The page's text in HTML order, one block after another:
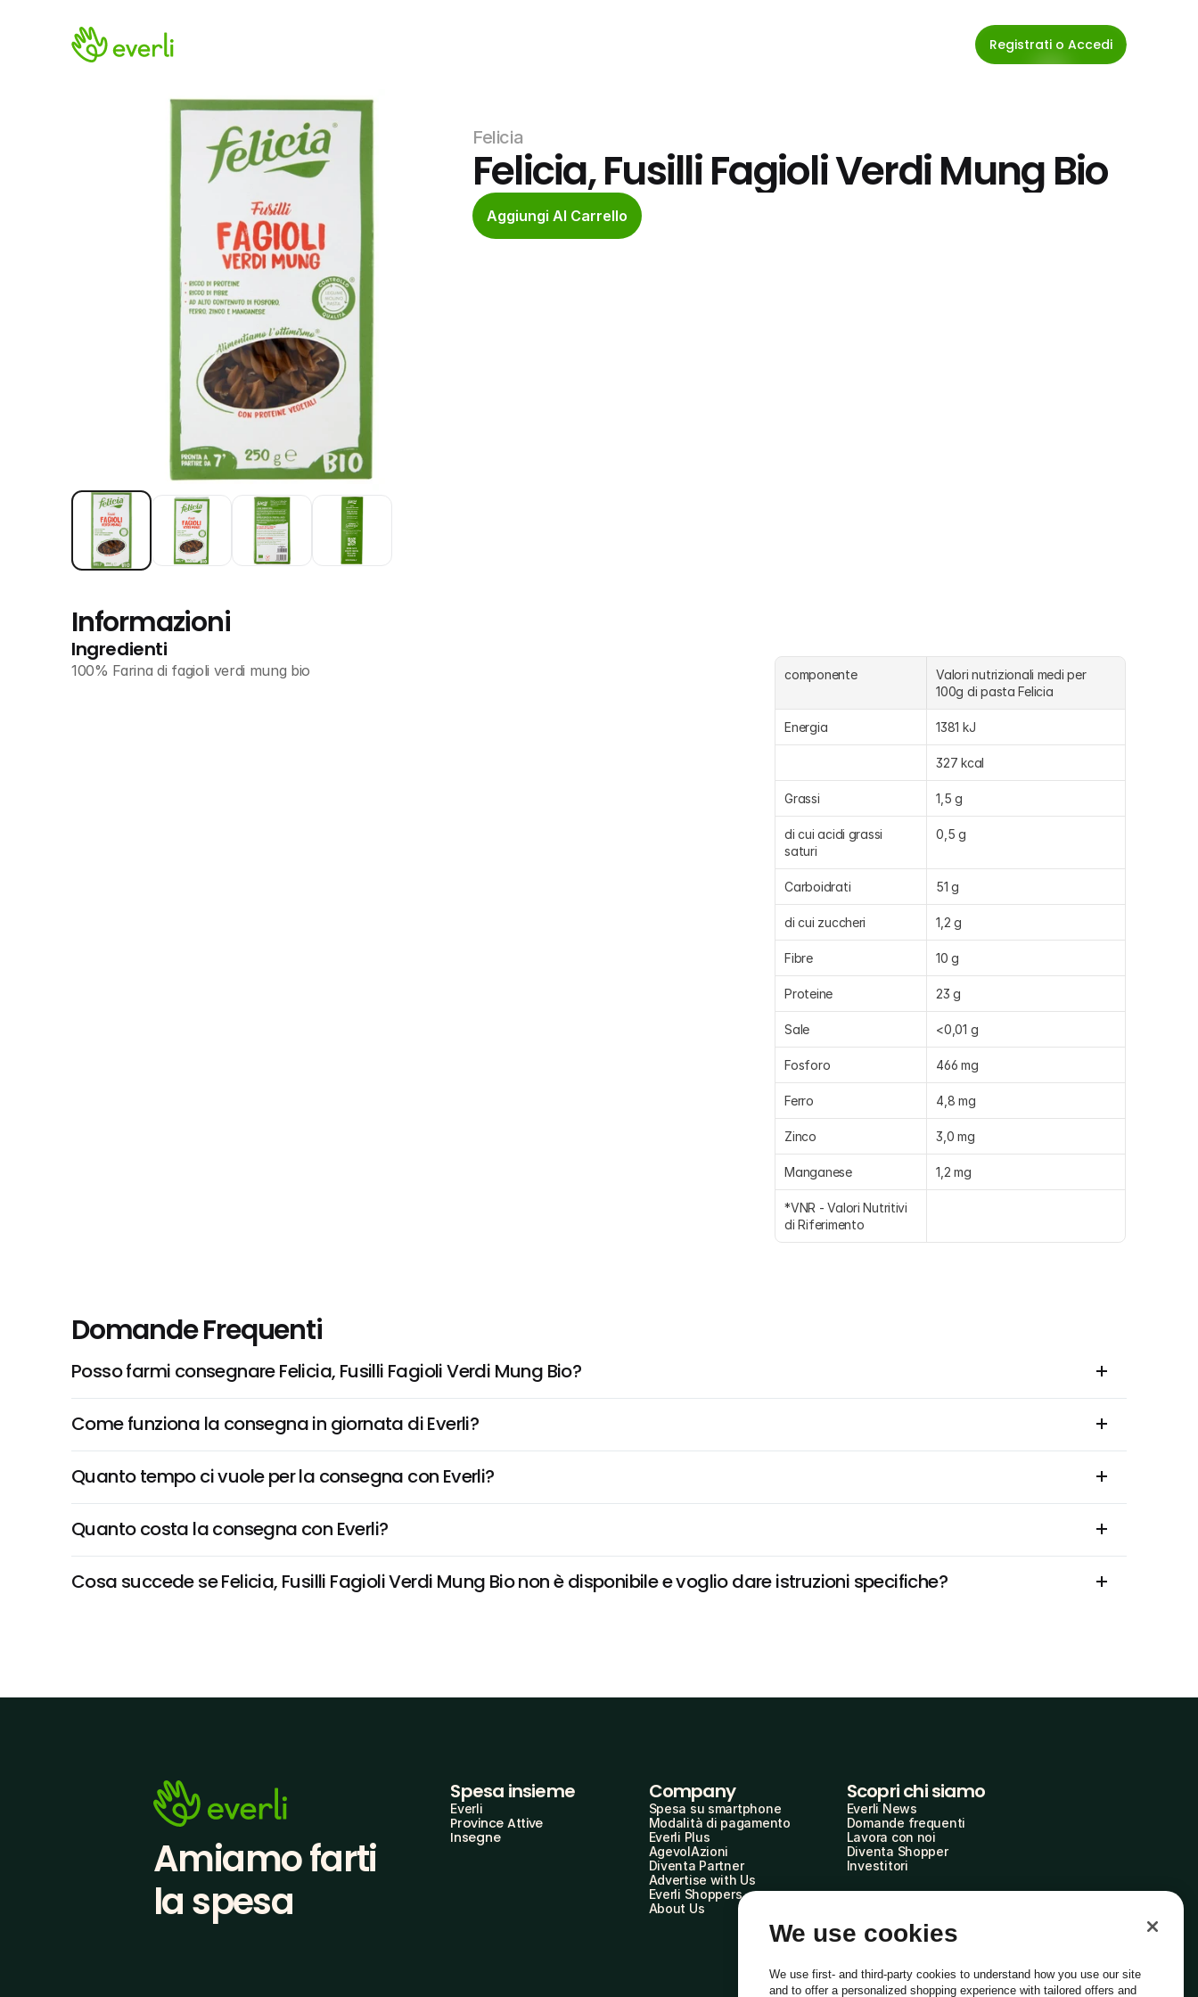
Registrati o Accedi
Felicia
Felicia, Fusilli Fagioli Verdi Mung Bio
Aggiungi Al Carrello
Informazioni
Ingredienti
100% Farina di fagioli verdi mung bio componente
Valori nutrizionali medi per
100g di pasta Felicia
Energia 1381 kJ
327 kcal
Grassi 1,5 g
di cui acidi grassi
saturi
0,5 g
Carboidrati 51 g
di cui zuccheri 1,2 g
Fibre 10 g
Proteine 23 g
Sale <0,01 g
Fosforo 466 mg
Ferro 4,8 mg
Zinco 3,0 mg
Manganese 1,2 mg
*VNR - Valori Nutritivi
di Riferimento
Domande Frequenti
Posso farmi consegnare Felicia, Fusilli Fagioli Verdi Mung Bio?
Come funziona la consegna in giornata di Everli?
Quanto tempo ci vuole per la consegna con Everli?
Quanto costa la consegna con Everli?
Cosa succede se Felicia, Fusilli Fagioli Verdi Mung Bio non è disponibile e voglio dare istruzioni specifiche?
Amiamo farti
la spesa
Spesa insieme
Everli
Province Attive
Insegne
Company
Spesa su smartphone
Modalità di pagamento
Everli Plus
AgevolAzioni
Diventa Partner
Advertise with Us
Everli Shoppers
About Us
Scopri chi siamo
Everli News
Domande frequenti
Lavora con noi
Diventa Shopper
Investitori
We use cookies
We use first- and third-party cookies to understand how you use our site
and to offer a personalized shopping experience with tailored offers and